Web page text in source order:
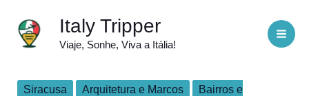
content
Italy Tripper
Viaje, Sonhe, Viva a Itália!
Siracusa Arquitetura e Marcos
Bairros e